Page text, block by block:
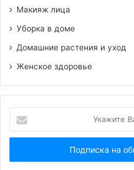
Лапша с креветками
Макияж лица
Уборка в доме
Домашние растения и уход
Женское здоровье
Ваш
Email...